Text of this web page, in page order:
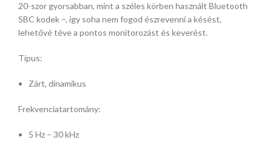
20-szor gyorsabban, mint a széles körben használt Bluetooth
SBC kodek –, így soha nem fogod észrevenni a késést,
lehetővé téve a pontos monitorozást és keverést.
Típus:
Zárt, dinamikus
Frekvenciatartomány:
5 Hz – 30 kHz